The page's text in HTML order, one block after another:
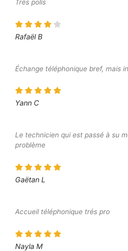
Très polis
Rafaël B
Échange téléphonique bref, mais
Yann C
Le technicien qui est passé à su
problème
Gaëtan L
Accueil téléphonique trés pro
Nayla M